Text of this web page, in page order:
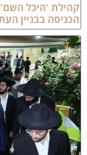
'היכל השם'
בבניין